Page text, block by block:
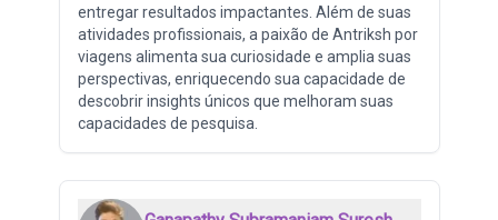
entregar resultados impactantes. Além de suas
atividades profissionais, a paixão de Antriksh por
viagens alimenta sua curiosidade e amplia suas
perspectivas, enriquecendo sua capacidade de
descobrir insights únicos que melhoram suas
capacidades de pesquisa.